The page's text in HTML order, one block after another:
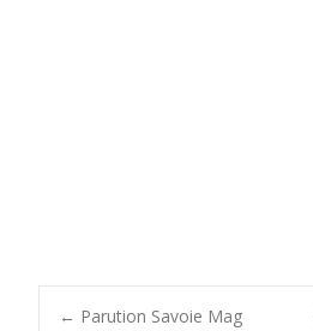
← Parution Savoie Mag